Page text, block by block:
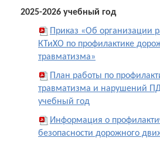
2025-2026 учебный год
Приказ «Об организации
КТиХО по профилактике
травматизма»
План работы по
травматизма и нарушений
учебный год
Информация о
безопасности дорожного